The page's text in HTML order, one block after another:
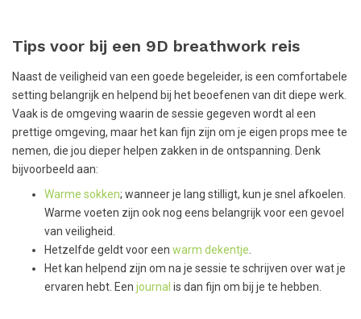
Tips voor bij een 9D breathwork reis
Naast de veiligheid van een goede begeleider, is een comfortabele
setting belangrijk en helpend bij het beoefenen van dit diepe werk.
Vaak is de omgeving waarin de sessie gegeven wordt al een
prettige omgeving, maar het kan fijn zijn om je eigen props mee te
nemen, die jou dieper helpen zakken in de ontspanning. Denk
bijvoorbeeld aan:
Warme sokken; wanneer je lang stilligt, kun je snel afkoelen.
Warme voeten zijn ook nog eens belangrijk voor een gevoel
van veiligheid.
Hetzelfde geldt voor een warm dekentje
Het kan helpend zijn om na je sessie te schrijven over wat je
ervaren hebt. Een journal is dan fijn om bij je te hebben.